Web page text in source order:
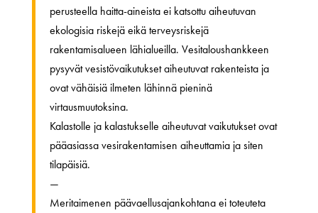
perusteella haitta-aineista ei katsottu aiheutuvan
ekologisia riskejä eikä terveysriskejä
rakentamisalueen lähialueilla. Vesitaloushankkeen
pysyvät vesistövaikutukset aiheutuvat rakenteista ja
ovat vähäisiä ilmeten lähinnä pieninä
virtausmuutoksina.
Kalastolle ja kalastukselle aiheutuvat vaikutukset ovat
pääasiassa vesirakentamisen aiheuttamia ja siten
tilapäisiä.
—
Meritaimenen päävaellusajankohtana ei toteuteta